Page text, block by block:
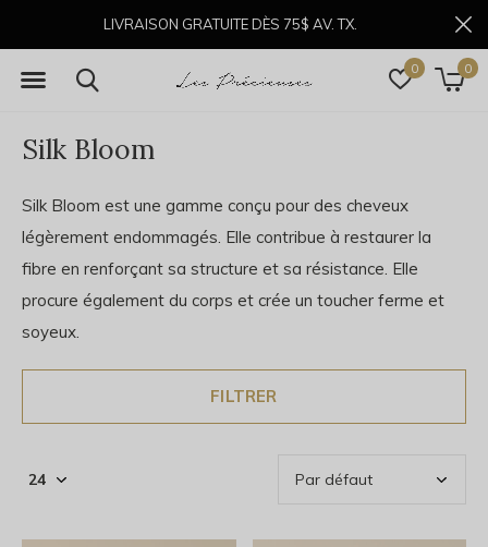
0 0
LIVRAISON GRATUITE DÈS 75$ AV. TX.
Silk Bloom
Silk Bloom est une gamme conçu pour des cheveux
légèrement endommagés. Elle contribue à restaurer la
fibre en renforçant sa structure et sa résistance. Elle
procure également du corps et crée un toucher ferme et
soyeux.
FILTRER